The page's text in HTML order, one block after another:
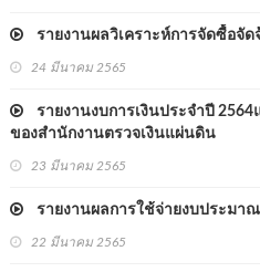
รายงานผลวิเคราะห์การจัดซื้อจั
24 มีนาคม 2565
รายงานงบการเงินประจำปี
ของสำนักงานตรวจเงินแผ่นดิน
23 มีนาคม 2565
รายงานผลการใช้จ่ายงบประมา
22 มีนาคม 2565